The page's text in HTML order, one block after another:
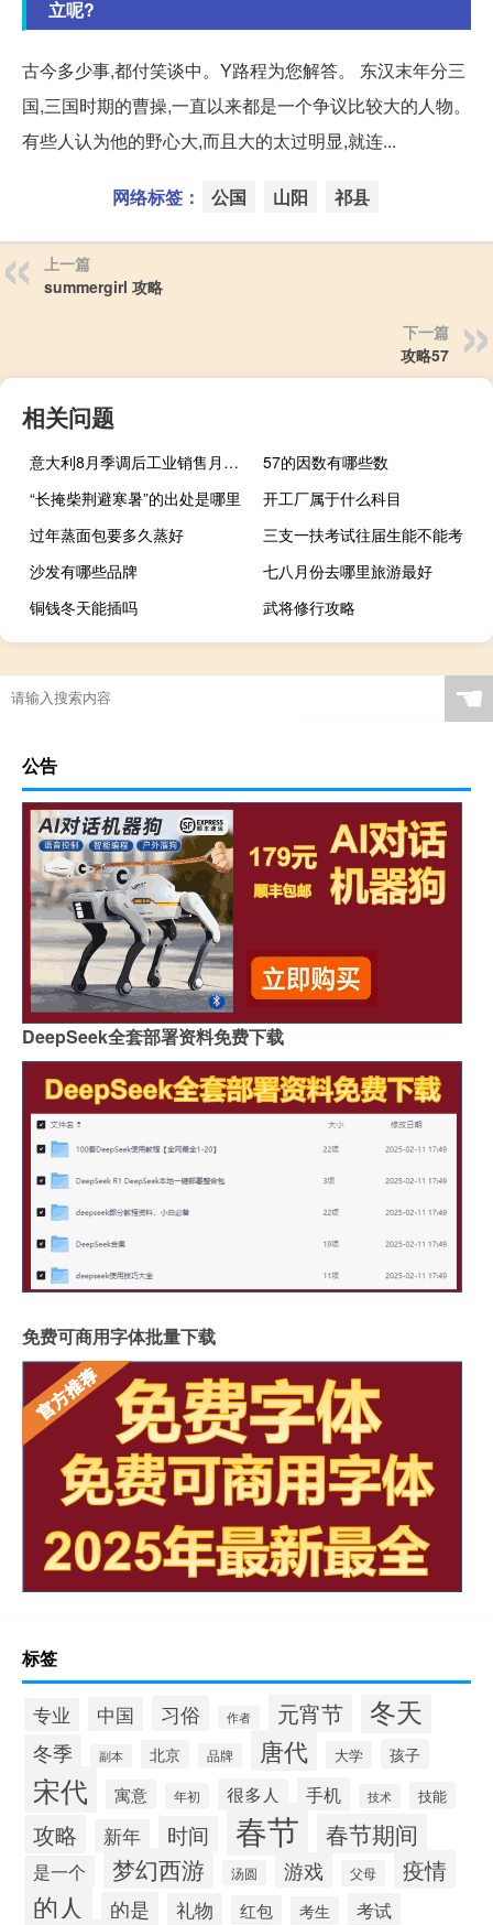
立呢?
古今多少事,都付笑谈中。Y路程为您解答。 东汉末年分三
国,三国时期的曹操,一直以来都是一个争议比较大的人物。
有些人认为他的野心大,而且大的太过明显,就连...
网络标签： 公国 山阳 祁县
上一篇
summergirl 攻略
下一篇
攻略57
相关问题
意大利8月季调后工业销售月率 -0.4%前值-0.40%
57的因数有哪些数
“长掩柴荆避寒暑”的出处是哪里
开工厂属于什么科目
过年蒸面包要多久蒸好
三支一扶考试往届生能不能考
沙发有哪些品牌
七八月份去哪里旅游最好
铜钱冬天能插吗
武将修行攻略
☚
公告
DeepSeek全套部署资料免费下载
免费可商用字体批量下载
标签
专业 中国 习俗 作者 元宵节 冬天
冬季 副本 北京 品牌 唐代 大学 孩子
宋代 寓意 年初 很多人 手机 技术 技能
攻略 新年 时间 春节 春节期间
是一个 梦幻西游 汤圆 游戏 父母 疫情
的人 的是 礼物 红包 考生 考试